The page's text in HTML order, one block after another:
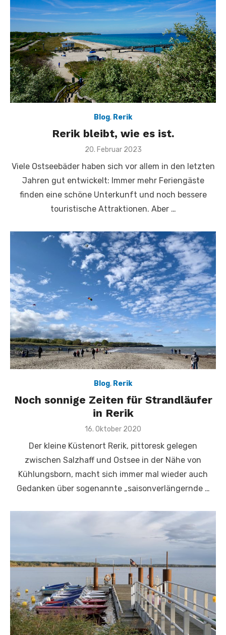
Blog, Rerik
Rerik bleibt, wie es ist.
Veröffentlicht
20. Februar 2023
Viele Ostseebäder haben sich vor allem in den letzten
Jahren gut entwickelt: Immer mehr Feriengäste
finden eine schöne Unterkunft und noch bessere
touristische Attraktionen. Aber …
Blog, Rerik
Noch sonnige Zeiten für Strandläufer
in Rerik
Veröffentlicht
16. Oktober 2020
Der kleine Küstenort Rerik, pittoresk gelegen
zwischen Salzhaff und Ostsee in der Nähe von
Kühlungsborn, macht sich immer mal wieder auch
Gedanken über sogenannte „saisonverlängernde …